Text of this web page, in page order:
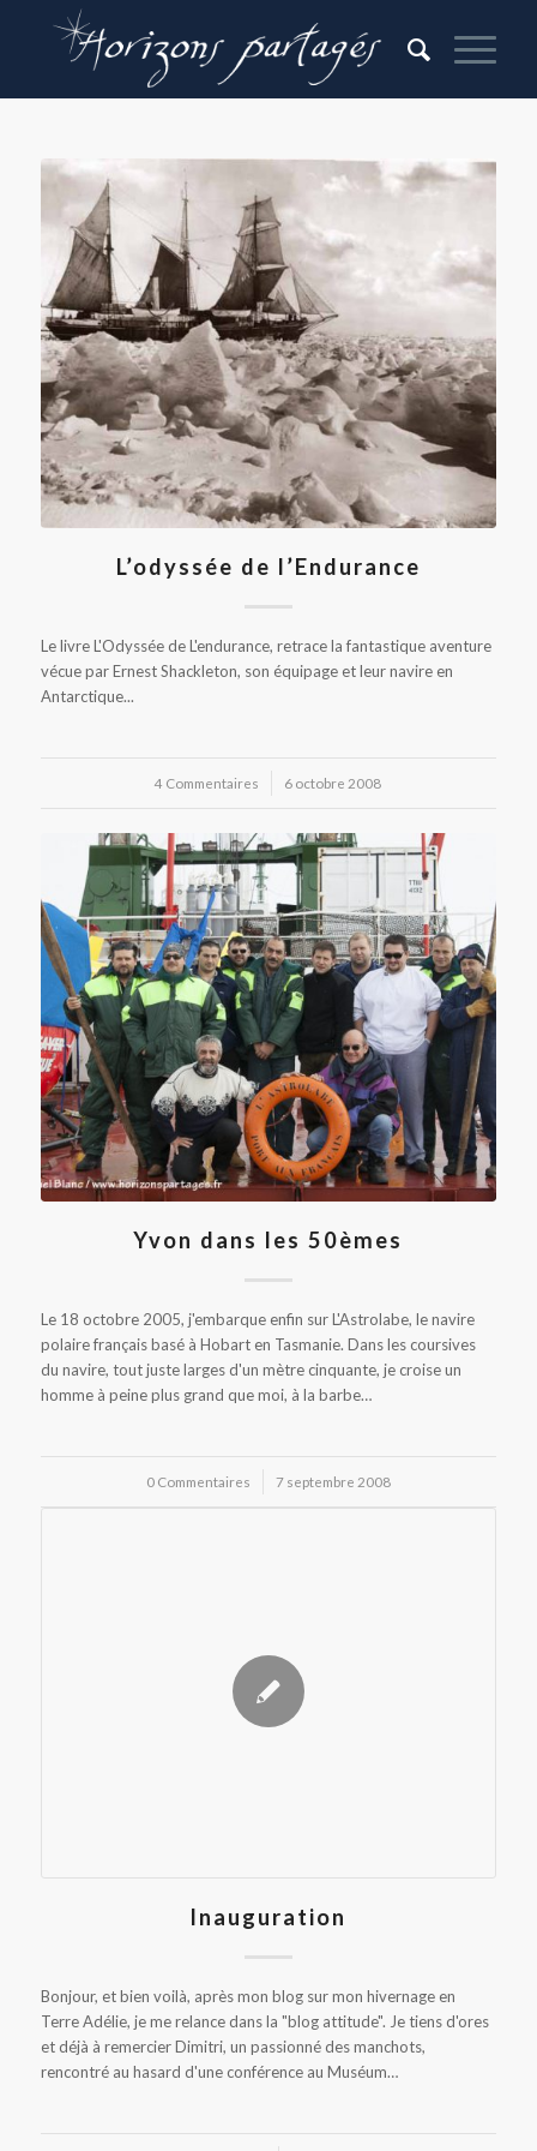
L’odyssée de l’Endurance
Le livre L'Odyssée de L'endurance, retrace la fantastique aventure
vécue par Ernest Shackleton, son équipage et leur navire en
Antarctique...
4 Commentaires
/ 6 octobre 2008
Yvon dans les 50èmes
Le 18 octobre 2005, j'embarque enfin sur L'Astrolabe, le navire
polaire français basé à Hobart en Tasmanie. Dans les coursives
du navire, tout juste larges d'un mètre cinquante, je croise un
homme à peine plus grand que moi, à la barbe…
0 Commentaires
/ 7 septembre 2008
Inauguration
Bonjour, et bien voilà, après mon blog sur mon hivernage en
Terre Adélie, je me relance dans la "blog attitude". Je tiens d'ores
et déjà à remercier Dimitri, un passionné des manchots,
rencontré au hasard d'une conférence au Muséum…